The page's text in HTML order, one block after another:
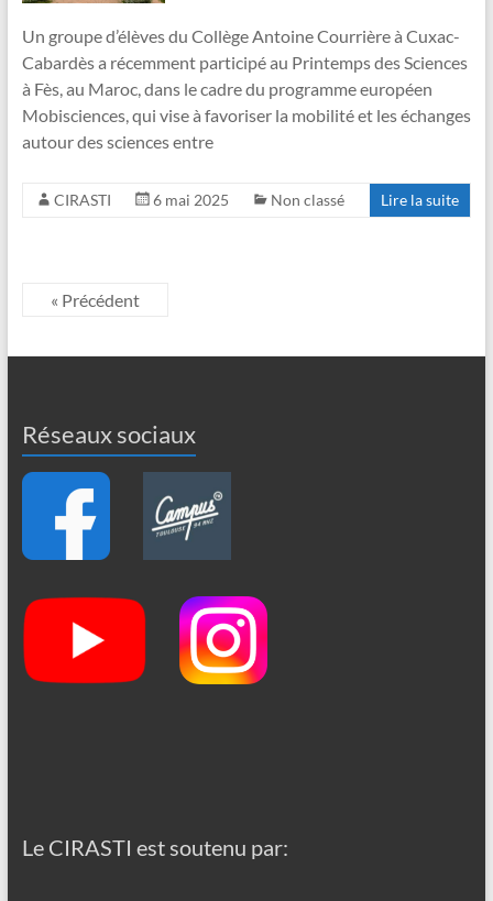
Un groupe d’élèves du Collège Antoine Courrière à Cuxac-
Cabardès a récemment participé au Printemps des Sciences
à Fès, au Maroc, dans le cadre du programme européen
Mobisciences, qui vise à favoriser la mobilité et les échanges
autour des sciences entre
CIRASTI 6 mai 2025 Non classé Lire la suite
« Précédent
Réseaux sociaux
Le CIRASTI est soutenu par: